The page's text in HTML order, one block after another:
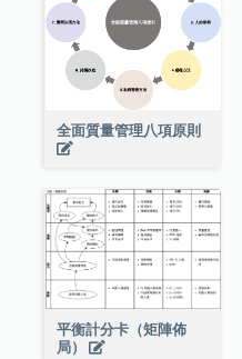
全面質量管理八項原則
平衡計分卡（矩陣佈
局）